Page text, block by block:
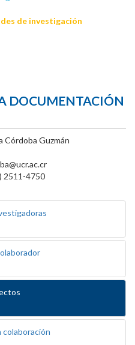
de investigación
DOCUMENTACIÓN
Córdoba Guzmán
2511-4750